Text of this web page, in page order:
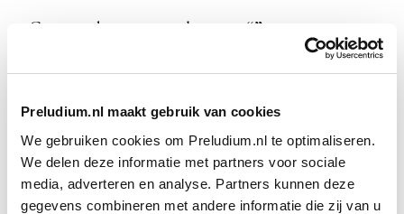
Preludium.nl maakt gebruik van cookies
We gebruiken cookies om Preludium.nl te optimaliseren.
We delen deze informatie met partners voor sociale
media, adverteren en analyse. Partners kunnen deze
gegevens combineren met andere informatie die zij van u
Geen resultaten gevonden voor “”.